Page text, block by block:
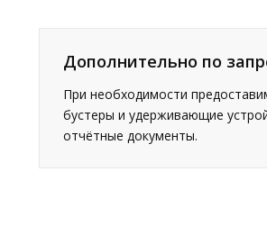
Дополнительно по
При необходимости
бустеры и удерживающие
отчётные документы.